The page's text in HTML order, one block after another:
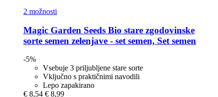
2 možnosti
Magic Garden Seeds Bio stare zgodovinske
sorte semen zelenjave -​ set semen, Set semen
-5%
Vsebuje 3 priljubljene stare sorte
Vključno s praktičnimi navodili
Lepo zapakirano
€ 8,54 € 8,99